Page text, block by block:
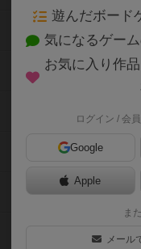
遊んだボード
気になるゲー
お気に入り作
ログイン / 会
Google
Apple
ま
メール
ボードゲーム会情報
メカニクス特集
掲示板・トピック
ボドとも・会員一覧
ボードゲーム業界
ボドゲーマご利用